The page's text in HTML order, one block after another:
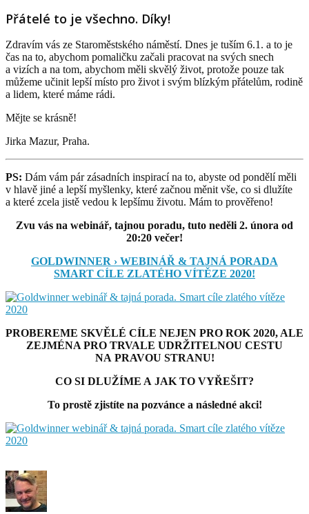
Přátelé to je všechno. Díky!
Zdravím vás ze Staroměstského náměstí. Dnes je tuším 6.1. a to je
čas na to, abychom pomaličku začali pracovat na svých snech
a vizích a na tom, abychom měli skvělý život, protože pouze tak
můžeme učinit lepší místo pro život i svým blízkým přátelům, rodině
a lidem, které máme rádi.
Mějte se krásně!
Jirka Mazur, Praha.
PS: Dám vám pár zásadních inspirací na to, abyste od pondělí měli
v hlavě jiné a lepší myšlenky, které začnou měnit vše, co si dlužíte
a které zcela jistě vedou k lepšímu životu. Mám to prověřeno!
Zvu vás na webinář, tajnou poradu, tuto neděli 2. února od
20:20 večer!
GOLDWINNER › WEBINÁŘ & TAJNÁ PORADA
SMART CÍLE ZLATÉHO VÍTĚZE 2020!
PROBEREME SKVĚLÉ CÍLE NEJEN PRO ROK 2020, ALE
ZEJMÉNA PRO TRVALE UDRŽITELNOU CESTU
NA PRAVOU STRANU!
CO SI DLUŽÍME A JAK TO VYŘEŠIT?
To prostě zjistíte na pozvánce a následné akci!